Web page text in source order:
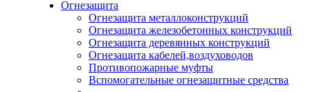
Огнезащита
Огнезащита металлоконструкций
Огнезащита железобетонных конструкций
Огнезащита деревянных конструкций
Огнезащита кабелей,воздуховодов
Противопожарные муфты
Вспомогательные огнезащитные средства